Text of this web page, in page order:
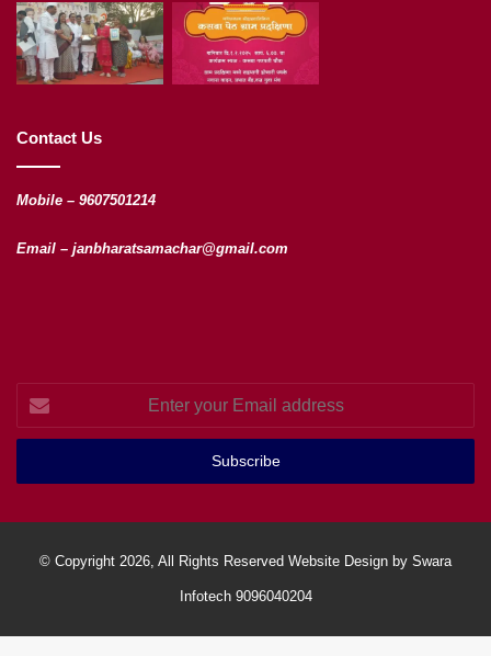
Contact Us
Mobile – 9607501214
Email – janbharatsamachar@gmail.com
Enter
your
Email
© Copyright 2026, All Rights Reserved Website Design by Swara
Infotech 9096040204